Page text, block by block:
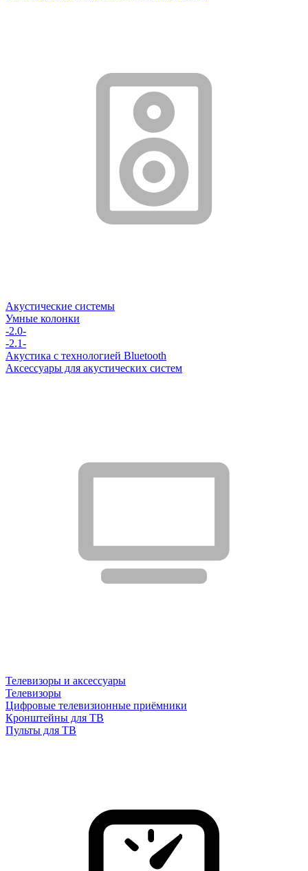
Акустические системы
Умные колонки
-2.0-
-2.1-
Акустика с технологией Bluetooth
Аксессуары для акустических систем
Телевизоры и аксессуары
Телевизоры
Цифровые телевизионные приёмники
Кронштейны для ТВ
Пульты для ТВ